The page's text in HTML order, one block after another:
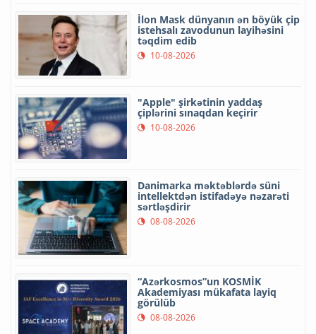
İlon Mask dünyanın ən böyük çip
istehsalı zavodunun layihəsini
təqdim edib
10-08-2026
"Apple" şirkətinin yaddaş
çiplərini sınaqdan keçirir
10-08-2026
Danimarka məktəblərdə süni
intellektdən istifadəyə nəzarəti
sərtləşdirir
08-08-2026
“Azərkosmos”un KOSMİK
Akademiyası mükafata layiq
görülüb
08-08-2026